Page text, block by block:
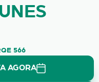
566
AGORA